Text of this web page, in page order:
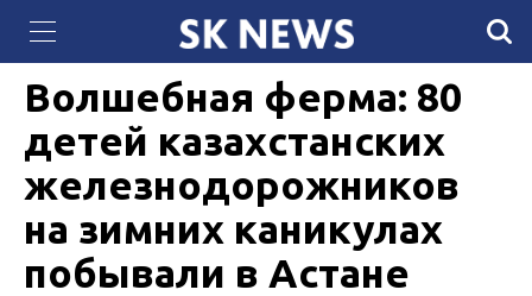
Губернатор штата Техас Грег Эбботт «объявил
войну» Байдену
10 ЯНВАРЯ 2024, 11:04 1217
Волшебная ферма: 80
детей казахстанских
железнодорожников
на зимних каникулах
побывали в Астане